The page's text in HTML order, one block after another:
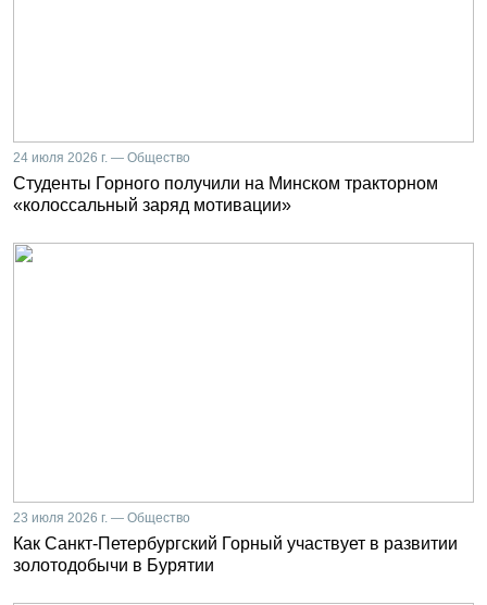
24 июля 2026 г. — Общество
Студенты Горного получили на Минском тракторном
«колоссальный заряд мотивации»
23 июля 2026 г. — Общество
Как Санкт-Петербургский Горный участвует в развитии
золотодобычи в Бурятии